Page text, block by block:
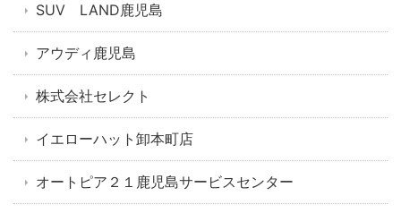
SUV LAND鹿児島
アウディ鹿児島
株式会社セレクト
イエローハット卸本町店
オートピア２１鹿児島サービスセンター